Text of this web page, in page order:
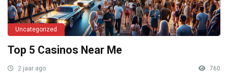
Uncategorized
Top 5 Casinos Near Me
2 jaar ago 760